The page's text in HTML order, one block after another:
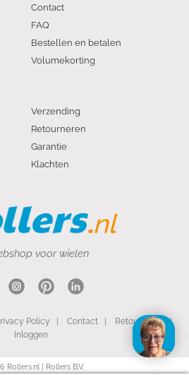
Contact
FAQ
Bestellen en betalen
Volumekorting
Verzending
Retourneren
Garantie
Klachten
voor wielen
Policy Contact| Retourneren|
Inloggen
Rollers.nl | Rollers B.V.